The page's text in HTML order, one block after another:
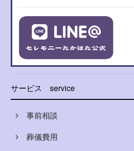
サービス service
事前相談
葬儀費用